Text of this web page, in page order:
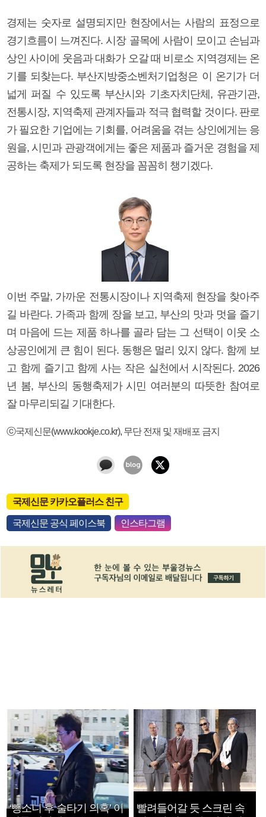
경제는 숫자로 설명되지만 현장에서는 사람의 표정으로
경기흐름이 느껴진다. 시장 골목에 사람이 모이고 손님과
상인 사이에 웃음과 대화가 오갈 때 비로소 지역경제는 온
기를 되찾는다. 부산지방중소벤처기업청은 이 온기가 더
넓게 퍼질 수 있도록 부산시와 기초자치단체, 유관기관,
전통시장, 지역축제 관계자들과 적극 협력할 것이다. 판로
가 필요한 기업에는 기회를, 어려움을 겪는 상인에게는 응
원을, 시민과 관광객에게는 좋은 제품과 즐거운 경험을 제
공하는 축제가 되도록 현장을 꼼꼼히 챙기겠다.
이번 주말, 가까운 전통시장이나 지역축제 현장을 찾아주
길 바란다. 가족과 함께 장을 보고, 부산의 맛과 멋을 즐기
며 마음에 드는 제품 하나를 골라 담는 그 선택이 이웃 소
상공인에게 큰 힘이 된다. 동행은 멀리 있지 않다. 함께 보
고 함께 즐기고 함께 사는 작은 실천에서 시작된다. 2026
년 봄, 부산의 동행축제가 시민 여러분의 따뜻한 참여로
잘 마무리되길 기대한다.
ⓒ국제신문(www.kookje.co.kr), 무단 전재 및 재배포 금지
국제신문 카카오플러스 친구
국제신문 공식 페이스북 인스타그램
‘뺑소니 후 술타기 의혹’ 이
빨려들어갈 듯 스크린 속